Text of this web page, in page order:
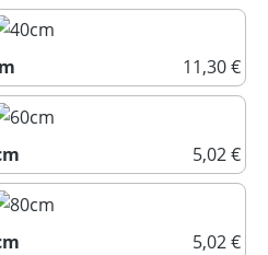
11,30 €
40cm
5,02 €
60cm
5,02 €